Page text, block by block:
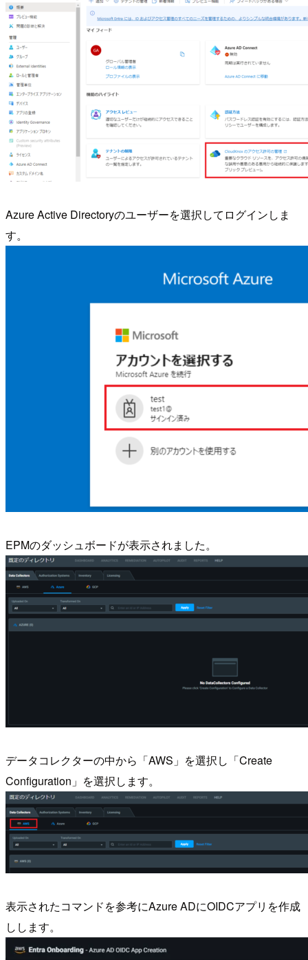
Azure Active Directoryのユーザーを選択してログインしま
す。
EPMのダッシュボードが表示されました。
データコレクターの中から「AWS」を選択し「Create
Configuration」を選択します。
表示されたコマンドを参考にAzure ADにOIDCアプリを作成
しします。